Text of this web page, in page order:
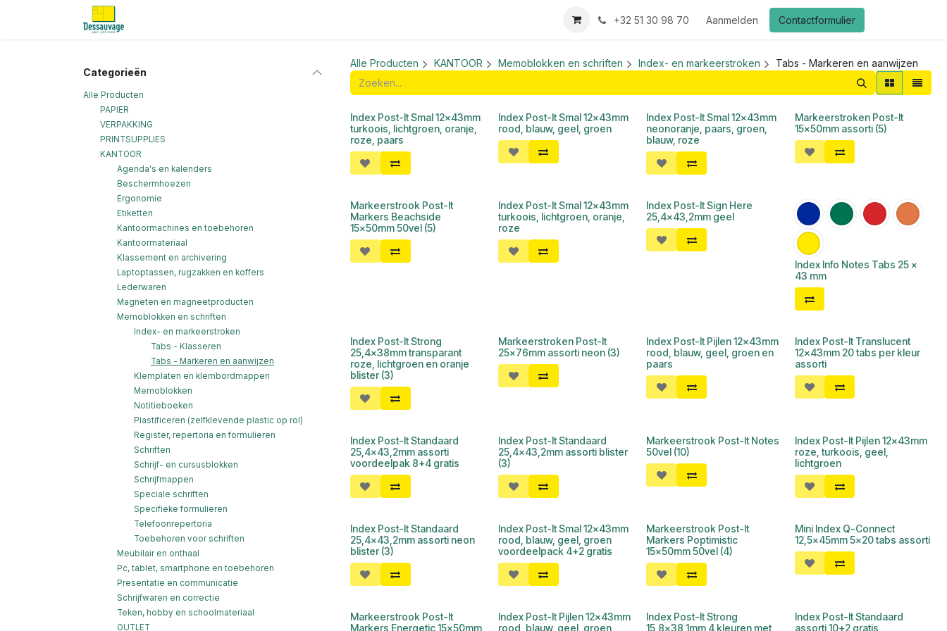
Overslaan naar inhoud
+32 51 30 98 70 Aanmelden Contactformulier
Categorieën
Alle Producten
PAPIER
VERPAKKING
PRINTSUPPLIES
KANTOOR
Agenda's en kalenders
Beschermhoezen
Ergonomie
Etiketten
Kantoormachines en toebehoren
Kantoormateriaal
Klassement en archivering
Laptoptassen, rugzakken en koffers
Lederwaren
Magneten en magneetproducten
Memoblokken en schriften
Index- en markeerstroken
Tabs - Klasseren
Tabs - Markeren en aanwijzen
Klemplaten en klembordmappen
Memoblokken
Notitieboeken
Plastificeren (zelfklevende plastic op rol)
Register, repertoria en formulieren
Schriften
Schrijf- en cursusblokken
Schrijfmappen
Speciale schriften
Specifieke formulieren
Telefoonrepertoria
Toebehoren voor schriften
Meubilair en onthaal
Pc, tablet, smartphone en toebehoren
Presentatie en communicatie
Schrijfwaren en correctie
Teken, hobby en schoolmateriaal
OUTLET
Alle Producten KANTOOR Memoblokken en schriften Index- en markeerstroken Tabs - Markeren en aanwijzen
Index Post-It Smal 12x43mm
turkoois, lichtgroen, oranje,
roze, paars
Index Post-It Smal 12x43mm
rood, blauw, geel, groen
Index Post-It Smal 12x43mm
neonoranje, paars, groen,
blauw, roze
Markeerstroken Post-It
15x50mm assorti (5)
Markeerstrook Post-It
Markers Beachside
15x50mm 50vel (5)
Index Post-It Smal 12x43mm
turkoois, lichtgroen, oranje,
roze
Index Post-It Sign Here
25,4x43,2mm geel
Index Info Notes Tabs 25 x
43 mm
Index Post-It Strong
25,4x38mm transparant
roze, lichtgroen en oranje
blister (3)
Markeerstroken Post-It
25x76mm assorti neon (3)
Index Post-It Pijlen 12x43mm
rood, blauw, geel, groen en
paars
Index Post-It Translucent
12x43mm 20 tabs per kleur
assorti
Index Post-It Standaard
25,4x43,2mm assorti
voordeelpak 8+4 gratis
Index Post-It Standaard
25,4x43,2mm assorti blister
(3)
Markeerstrook Post-It Notes
50vel (10)
Index Post-It Pijlen 12x43mm
roze, turkoois, geel,
lichtgroen
Index Post-It Standaard
25,4x43,2mm assorti neon
blister (3)
Index Post-It Smal 12x43mm
rood, blauw, geel, groen
voordeelpack 4+2 gratis
Markeerstrook Post-It
Markers Poptimistic
15x50mm 50vel (4)
Mini Index Q-Connect
12,5x45mm 5x20 tabs assorti
Markeerstrook Post-It
Markers Energetic 15x50mm
Index Post-It Pijlen 12x43mm
rood, blauw, geel, groen
Index Post-It Strong
15,8x38,1mm 4 kleuren met
Index Post-It Standaard
assorti 10+2 gratis